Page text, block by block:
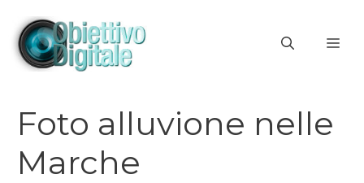
contenuto
Foto alluvione nelle
Marche